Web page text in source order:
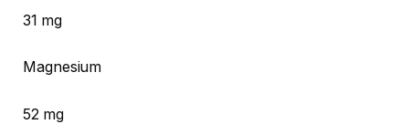
31 mg
Magnesium
52 mg